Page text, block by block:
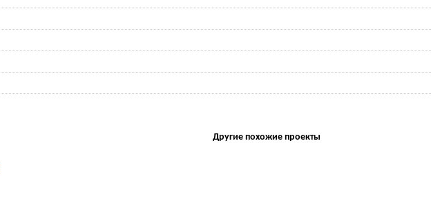
Другие похожие проекты